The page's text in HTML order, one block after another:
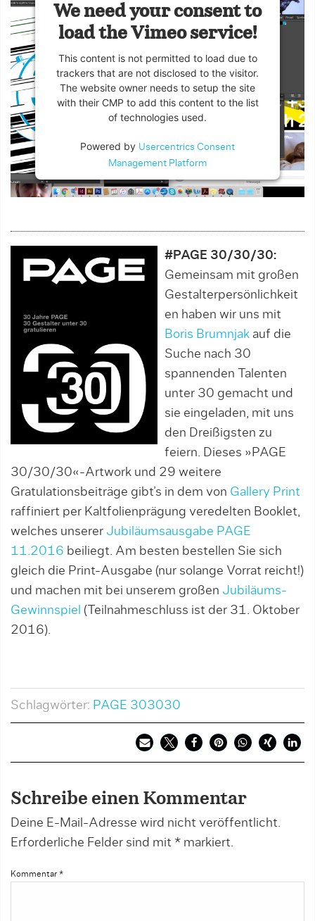
We need your consent to
load the Vimeo service!
This content is not permitted to load due to
trackers that are not disclosed to the visitor.
The website owner needs to setup the site
with their CMP to add this content to the list
of technologies used.
Powered by Usercentrics Consent
Management Platform
#PAGE 30/30/30:
Gemeinsam mit großen
Gestalterpersönlichkeit
en haben wir uns mit
Boris Brumnjak auf die
Suche nach 30
spannenden Talenten
unter 30 gemacht und
sie eingeladen, mit uns
den Dreißigsten zu
feiern. Dieses »PAGE
30/30/30«-Artwork und 29 weitere
Gratulationsbeiträge gibt’s in dem von Gallery Print
raffiniert per Kaltfolienprägung veredelten Booklet,
welches unserer Jubiläumsausgabe PAGE
11.2016 beiliegt. Am besten bestellen Sie sich
gleich die Print-Ausgabe (nur solange Vorrat reicht!)
und machen mit bei unserem großen Jubiläums-
Gewinnspiel (Teilnahmeschluss ist der 31. Oktober
2016).
Schlagwörter: PAGE 303030
Schreibe einen Kommentar
Deine E-Mail-Adresse wird nicht veröffentlicht.
Erforderliche Felder sind mit * markiert.
Kommentar *